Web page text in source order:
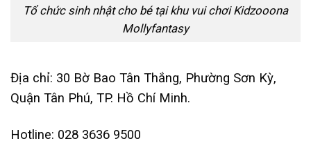
Tổ chức sinh nhật cho bé tại khu vui chơi Kidzooona
Mollyfantasy
Địa chỉ: 30 Bờ Bao Tân Thắng, Phường Sơn Kỳ,
Quận Tân Phú, TP. Hồ Chí Minh.
Hotline: 028 3636 9500